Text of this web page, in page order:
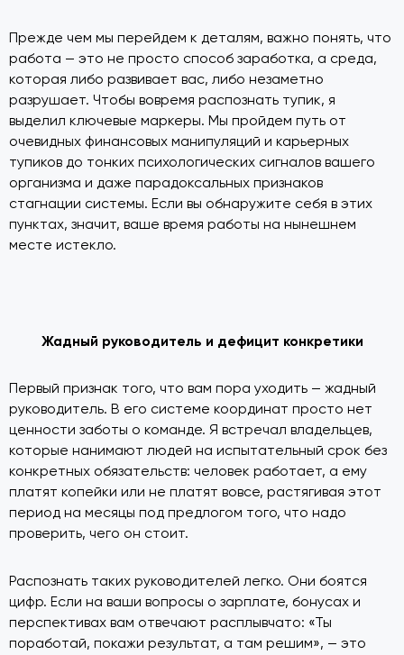
Прежде чем мы перейдем к деталям, важно понять, что
работа — это не просто способ заработка, а среда,
которая либо развивает вас, либо незаметно
разрушает. Чтобы вовремя распознать тупик, я
выделил ключевые маркеры. Мы пройдем путь от
очевидных финансовых манипуляций и карьерных
тупиков до тонких психологических сигналов вашего
организма и даже парадоксальных признаков
стагнации системы. Если вы обнаружите себя в этих
пунктах, значит, ваше время работы на нынешнем
месте истекло.
Жадный руководитель и дефицит конкретики
Первый признак того, что вам пора уходить — жадный
руководитель. В его системе координат просто нет
ценности заботы о команде. Я встречал владельцев,
которые нанимают людей на испытательный срок без
конкретных обязательств: человек работает, а ему
платят копейки или не платят вовсе, растягивая этот
период на месяцы под предлогом того, что надо
проверить, чего он стоит.
Распознать таких руководителей легко. Они боятся
цифр. Если на ваши вопросы о зарплате, бонусах и
перспективах вам отвечают расплывчато: «Ты
поработай, покажи результат, а там решим», — это